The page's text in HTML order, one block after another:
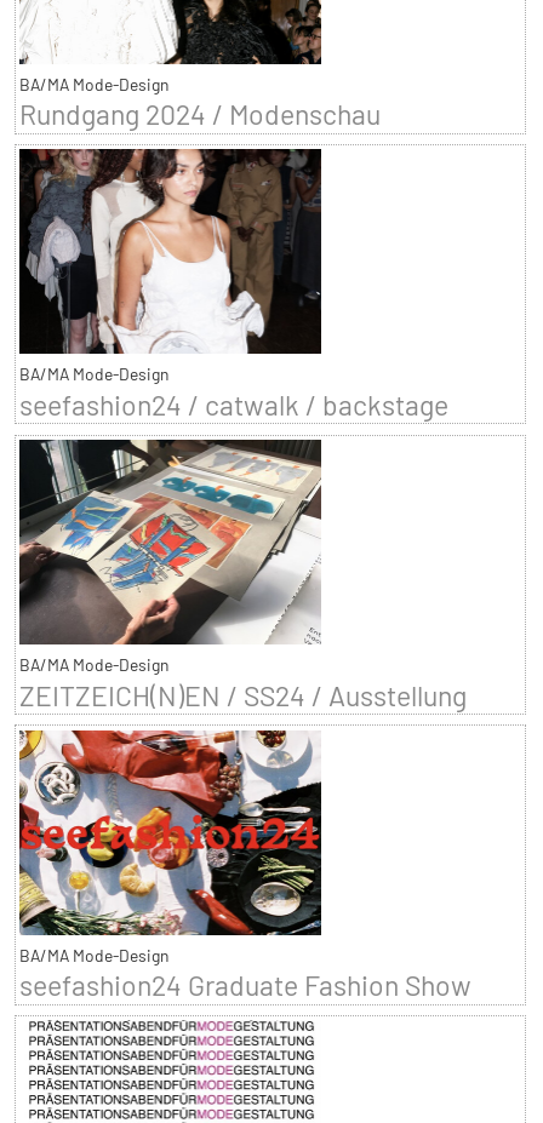
BA/MA Mode-Design
Rundgang 2024 / Modenschau
BA/MA Mode-Design
seefashion24 / catwalk / backstage
BA/MA Mode-Design
ZEITZEICH(N)EN / SS24 / Ausstellung
BA/MA Mode-Design
seefashion24 Graduate Fashion Show